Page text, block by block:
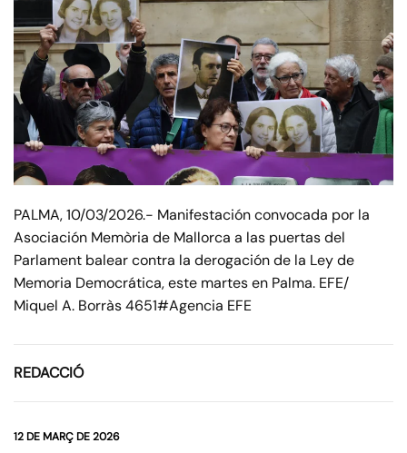
PALMA, 10/03/2026.- Manifestación convocada por la
Asociación Memòria de Mallorca a las puertas del
Parlament balear contra la derogación de la Ley de
Memoria Democrática, este martes en Palma. EFE/
Miquel A. Borràs 4651#Agencia EFE
REDACCIÓ
12 DE MARÇ DE 2026